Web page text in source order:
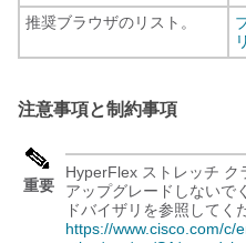
推奨ブラウザのリスト。
注意事項と制約事項
重要
HyperFlex ストレッチ ク
アップグレードしないで
ドバイザリを参照してく
https://www.cisco.com/c/